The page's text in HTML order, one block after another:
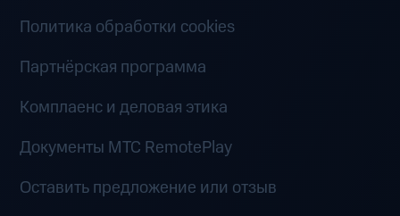
Политика обработки cookies
Партнёрская программа
Комплаенс и деловая этика
Документы MTC RemotePlay
Оставить предложение или отзыв